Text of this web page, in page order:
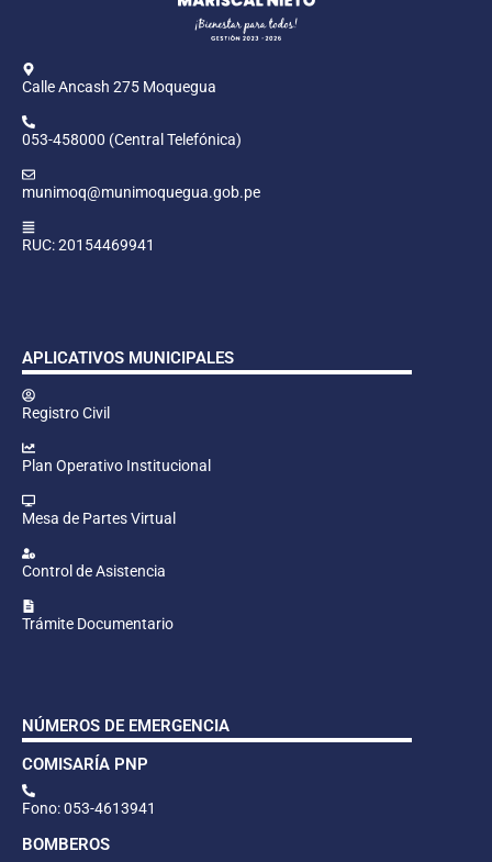
Calle Ancash 275 Moquegua
053-458000 (Central Telefónica)
munimoq@munimoquegua.gob.pe
RUC: 20154469941
APLICATIVOS MUNICIPALES
Registro Civil
Plan Operativo Institucional
Mesa de Partes Virtual
Control de Asistencia
Trámite Documentario
NÚMEROS DE EMERGENCIA
COMISARÍA PNP
Fono: 053-4613941
BOMBEROS